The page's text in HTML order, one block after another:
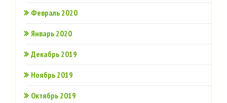
Февраль 2020
Январь 2020
Декабрь 2019
Ноябрь 2019
Октябрь 2019